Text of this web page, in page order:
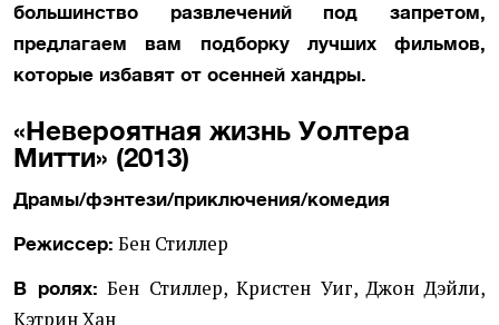
большинство развлечений под запретом,
предлагаем вам подборку лучших фильмов,
которые избавят от осенней хандры.
«Невероятная жизнь Уолтера
Митти» (2013)
Драмы/фэнтези/приключения/комедия
Режиссер: Бен Стиллер
В ролях: Бен Стиллер, Кристен Уиг, Джон Дэйли,
Кэтрин Хан